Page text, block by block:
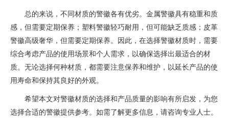
总的来说，不同材质的警徽各有优劣。金属警徽具有稳重和质
感，但需要定期保养；塑料警徽轻巧耐用，但可能缺乏质感；皮革
警徽高级奢华，但需要定期保养。因此，在选择警徽材质时，需要
综合考虑产品的使用场景和个人需求，以确保选择出最适合的材
质。无论选择何种材质，都需要注意保养和维护，以延长产品的使
用寿命和保持其良好的外观。
希望本文对警徽材质的选择和产品质量的影响有所启发，为您
选择合适的警徽提供参考。如需了解更多信息，请咨询专业人士。